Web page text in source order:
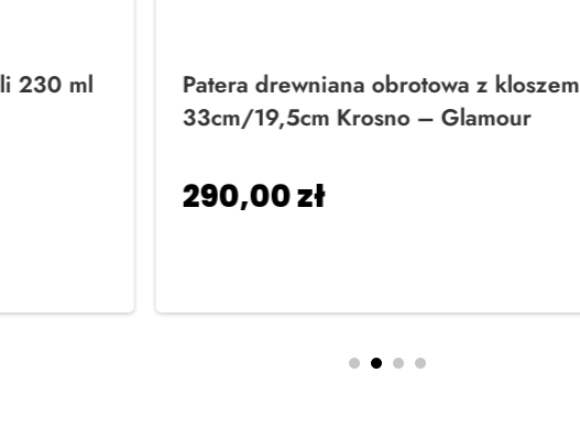
230 ml
Patera drewniana obrotowa z kloszem
33cm/19,5cm Krosno – Glamour
290,00zł